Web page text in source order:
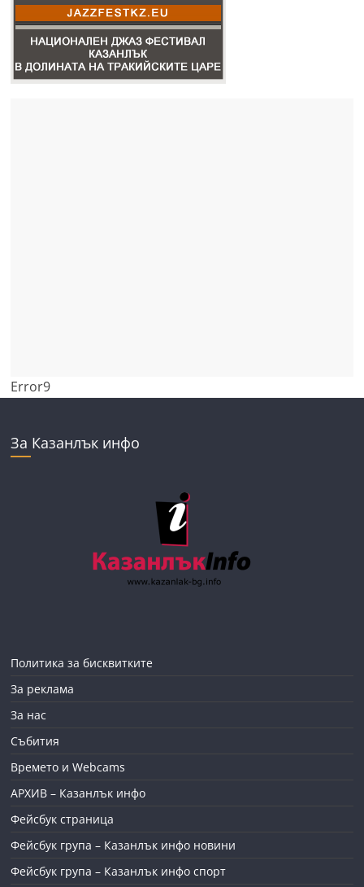
Error9
За Казанлък инфо
Политика за бисквитките
За реклама
За нас
Събития
Времето и Webcams
АРХИВ – Казанлък инфо
Фейсбук страница
Фейсбук група – Казанлък инфо новини
Фейсбук група – Казанлък инфо спорт